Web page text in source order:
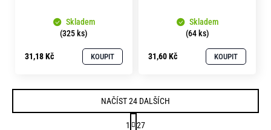
Skladem
(325 ks)
31,18 Kč KOUPIT
Skladem
(64 ks)
31,60 Kč KOUPIT
NAČÍST 24 DALŠÍCH
1 27